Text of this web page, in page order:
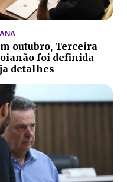
outubro, Terceira
foi definida
detalhes